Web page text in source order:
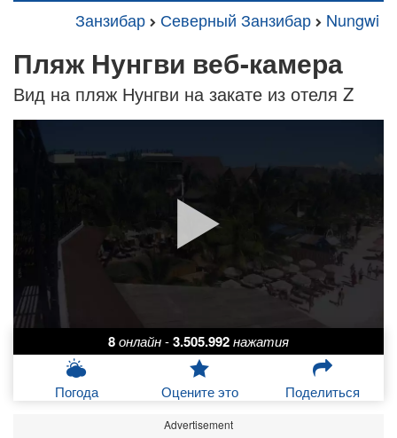
Занзибар Северный Занзибар Nungwi
Пляж Нунгви веб-камера
Вид на пляж Нунгви на закате из отеля Z
8онлайн-3.505.992нажатия
Погода Оцените это Поделиться
Advertisement